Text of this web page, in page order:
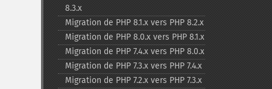
8.3.x
Migration de PHP 8.1.x vers PHP 8.2.x
Migration de PHP 8.0.x vers PHP 8.1.x
Migration de PHP 7.4.x vers PHP 8.0.x
Migration de PHP 7.3.x vers PHP 7.4.x
Migration de PHP 7.2.x vers PHP 7.3.x